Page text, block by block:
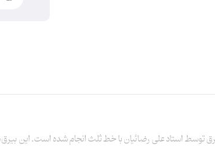
استاد علی رضائیان با خط ثلث انجام شده است. این